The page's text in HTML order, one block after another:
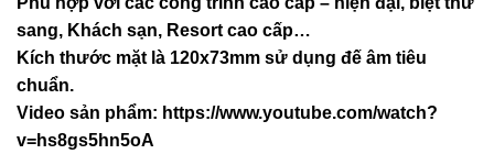
sang, Khách sạn, Resort cao cấp…
Kích thước mặt là 120x73mm sử dụng đế âm tiêu
chuẩn.
Video sản phẩm: https://www.youtube.com/watch?
v=hs8gs5hn5oA